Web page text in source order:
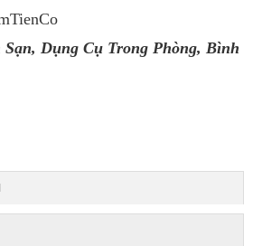
, Dụng Cụ Trong Phòng, Bình